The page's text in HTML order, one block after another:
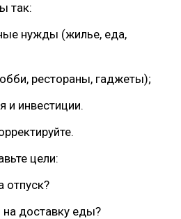
так:
нужды (жилье, еда,
рестораны, гаджеты);
и инвестиции.
цели:
отпуск?
на доставку еды?